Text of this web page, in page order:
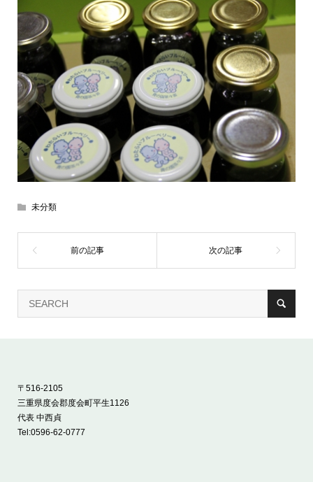
未分類
〒516-2105
三重県度会郡度会町平生1126
代表 中西貞
Tel:0596-62-0777